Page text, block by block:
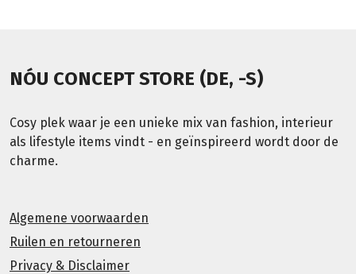
NÓU CONCEPT STORE (DE, -S)
Cosy plek waar je een unieke mix van fashion, interieur
als lifestyle items vindt - en geïnspireerd wordt door de
charme.
Algemene voorwaarden
Ruilen en retourneren
Privacy & Disclaimer